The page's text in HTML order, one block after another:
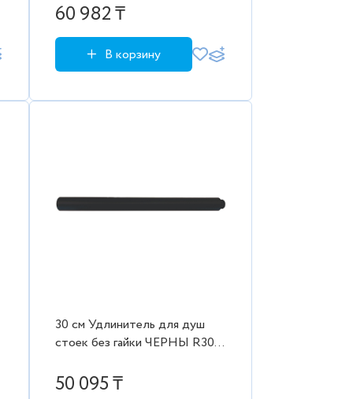
60 982 ₸
В корзину
30 см Удлинитель для душ
стоек без гайки ЧЕРНЫ R30H
50 095 ₸